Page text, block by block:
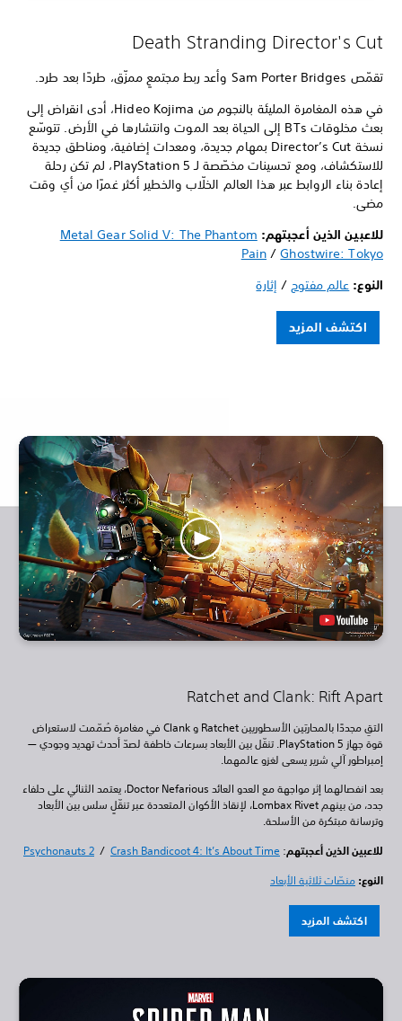
Death Stranding Director's Cut
تقمّص Sam Porter Bridges وأعد ربط مجتمعٍ ممزّق، طردًا بعد طرد.
في هذه المغامرة المليئة بالنجوم من Hideo Kojima، أدى انقراض إلى
بعث مخلوقات BTs إلى الحياة بعد الموت وانتشارها في الأرض. تتوسّع
نسخة Director’s Cut بمهام جديدة، ومعدات إضافية، ومناطق جديدة
للاستكشاف، ومع تحسينات مخصّصة لـ PlayStation 5، لم تكن رحلة
إعادة بناء الروابط عبر هذا العالم الخلّاب والخطير أكثر غمرًا من أي وقت
مضى.
للاعبين الذين أعجبتهم:Metal Gear Solid V: The Phantom
Pain/Ghostwire: Tokyo
النوع:عالم مفتوح/إثارة
اكتشف المزيد
Ratchet and Clank: Rift Apart
التقِ مجددًا بالمحاربَين الأسطوريين Ratchet و Clank في مغامرة صُمّمت لاستعراض
قوة جهاز PlayStation 5. تنقّل بين الأبعاد بسرعات خاطفة لصدّ أحدث تهديد وجودي —
إمبراطور آلي شرير يسعى لغزو عالمهما.
بعد انفصالهما إثر مواجهة مع العدو العائد Doctor Nefarious، يعتمد الثنائي على حلفاء
جدد، من بينهم Lombax Rivet، لإنقاذ الأكوان المتعددة عبر تنقّلٍ سلس بين الأبعاد
وترسانة مبتكرة من الأسلحة.
للاعبين الذين أعجبتهم:
Psychonauts 2/Crash Bandicoot 4: It’s About Time
النوع:منصّات ثلاثية الأبعاد
اكتشف المزيد